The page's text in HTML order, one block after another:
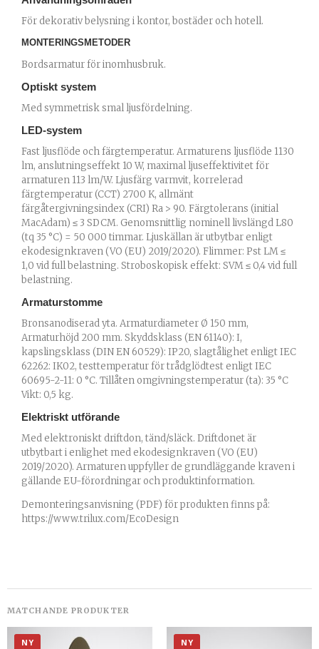
För dekorativ belysning i kontor, bostäder och hotell.
MONTERINGSMETODER
Bordsarmatur för inomhusbruk.
Optiskt system
Med symmetrisk smal ljusfördelning.
LED-system
Fast ljusflöde och färgtemperatur. Armaturens ljusflöde 1130
lm, anslutningseffekt 10 W, maximal ljuseffektivitet för
armaturen 113 lm/W. Ljusfärg varmvit, korrelerad
färgtemperatur (CCT) 2700 K, allmänt
färgåtergivningsindex (CRI) Ra > 90. Färgtolerans (initial
MacAdam) ≤ 3 SDCM. Genomsnittlig nominell livslängd L80
(tq 35 °C) = 50 000 timmar. Ljuskällan är utbytbar enligt
ekodesignkraven (VO (EU) 2019/2020). Flimmer: Pst LM ≤
1,0 vid full belastning. Stroboskopisk effekt: SVM ≤ 0,4 vid full
belastning.
Armaturstomme
Bronsanodiserad yta. Armaturdiameter Ø 150 mm,
Armaturhöjd 200 mm. Skyddsklass (EN 61140): I,
kapslingsklass (DIN EN 60529): IP20, slagtålighet enligt IEC
62262: IK02, testtemperatur för trådglödtest enligt IEC
60695-2-11: 0 °C. Tillåten omgivningstemperatur (ta): 35 °C
Vikt: 0,5 kg.
Elektriskt utförande
Med elektroniskt driftdon, tänd/släck. Driftdonet är
utbytbart i enlighet med ekodesignkraven (VO (EU)
2019/2020). Armaturen uppfyller de grundläggande kraven i
gällande EU-förordningar och produktinformation.
Demonteringsanvisning (PDF) för produkten finns på:
https://www.trilux.com/EcoDesign
NY NY